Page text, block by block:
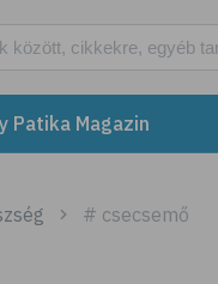
Patika Magazin
# csecsemő